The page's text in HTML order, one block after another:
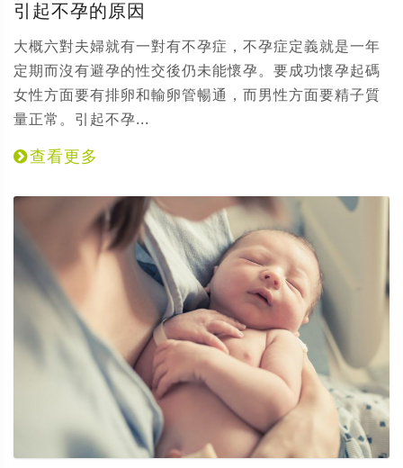
引起不孕的原因
大概六對夫婦就有一對有不孕症，不孕症定義就是一年
定期而沒有避孕的性交後仍未能懷孕。要成功懷孕起碼
女性方面要有排卵和輸卵管暢通，而男性方面要精子質
量正常。引起不孕...
查看更多